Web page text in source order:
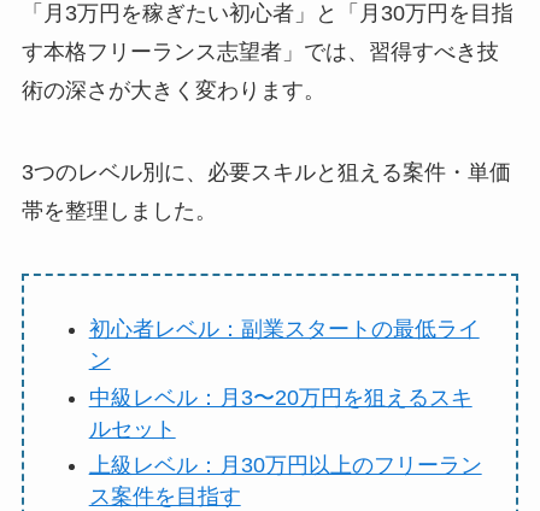
「月3万円を稼ぎたい初心者」と「月30万円を目指
す本格フリーランス志望者」では、習得すべき技
術の深さが大きく変わります。
3つのレベル別に、必要スキルと狙える案件・単価
帯を整理しました。
初心者レベル：副業スタートの最低ライ
ン
中級レベル：月3〜20万円を狙えるスキ
ルセット
上級レベル：月30万円以上のフリーラン
ス案件を目指す